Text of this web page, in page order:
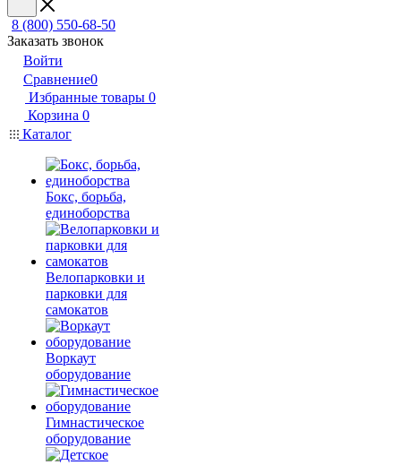
8 (800) 550-68-50
Заказать звонок
Войти
Сравнение0
Избранные товары 0
Корзина 0
Каталог
Бокс, борьба,
единоборства
Велопарковки и
парковки для
самокатов
Воркаут
оборудование
Гимнастическое
оборудование